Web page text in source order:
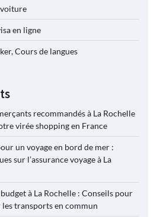
en ligne
Cours de langues
recommandés à La Rochelle
virée shopping en France
un voyage en bord de mer :
sur l’assurance voyage à La
à La Rochelle : Conseils pour
transports en commun